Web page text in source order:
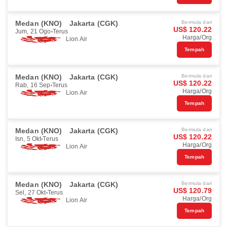
Medan (KNO) Jakarta (CGK)
Jum, 21 Ogo Terus
Lion Air
Bermula dari
US$ 120.22
Harga/Org
Tempah
Medan (KNO) Jakarta (CGK)
Rab, 16 Sep Terus
Lion Air
Bermula dari
US$ 120.22
Harga/Org
Tempah
Medan (KNO) Jakarta (CGK)
Isn, 5 Okt Terus
Lion Air
Bermula dari
US$ 120.22
Harga/Org
Tempah
Medan (KNO) Jakarta (CGK)
Sel, 27 Okt Terus
Lion Air
Bermula dari
US$ 120.79
Harga/Org
Tempah